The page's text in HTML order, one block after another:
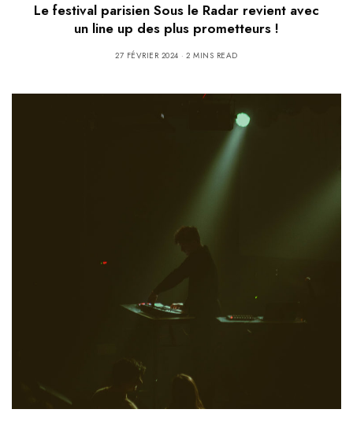
Le festival parisien Sous le Radar revient avec
un line up des plus prometteurs !
27 FÉVRIER 2024 2 MINS READ